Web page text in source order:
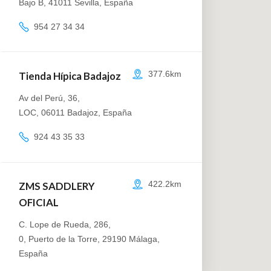
Bajo B, 41011 Sevilla España
954 27 34 34
Tienda Hípica Badajoz 377.6km
Av del Perú, 36
LOC, 06011 Badajoz, España
924 43 35 33
ZMS SADDLERY
OFICIAL
422.2km
C. Lope de Rueda, 286,
0, Puerto de la Torre, 29190 Málaga,
España